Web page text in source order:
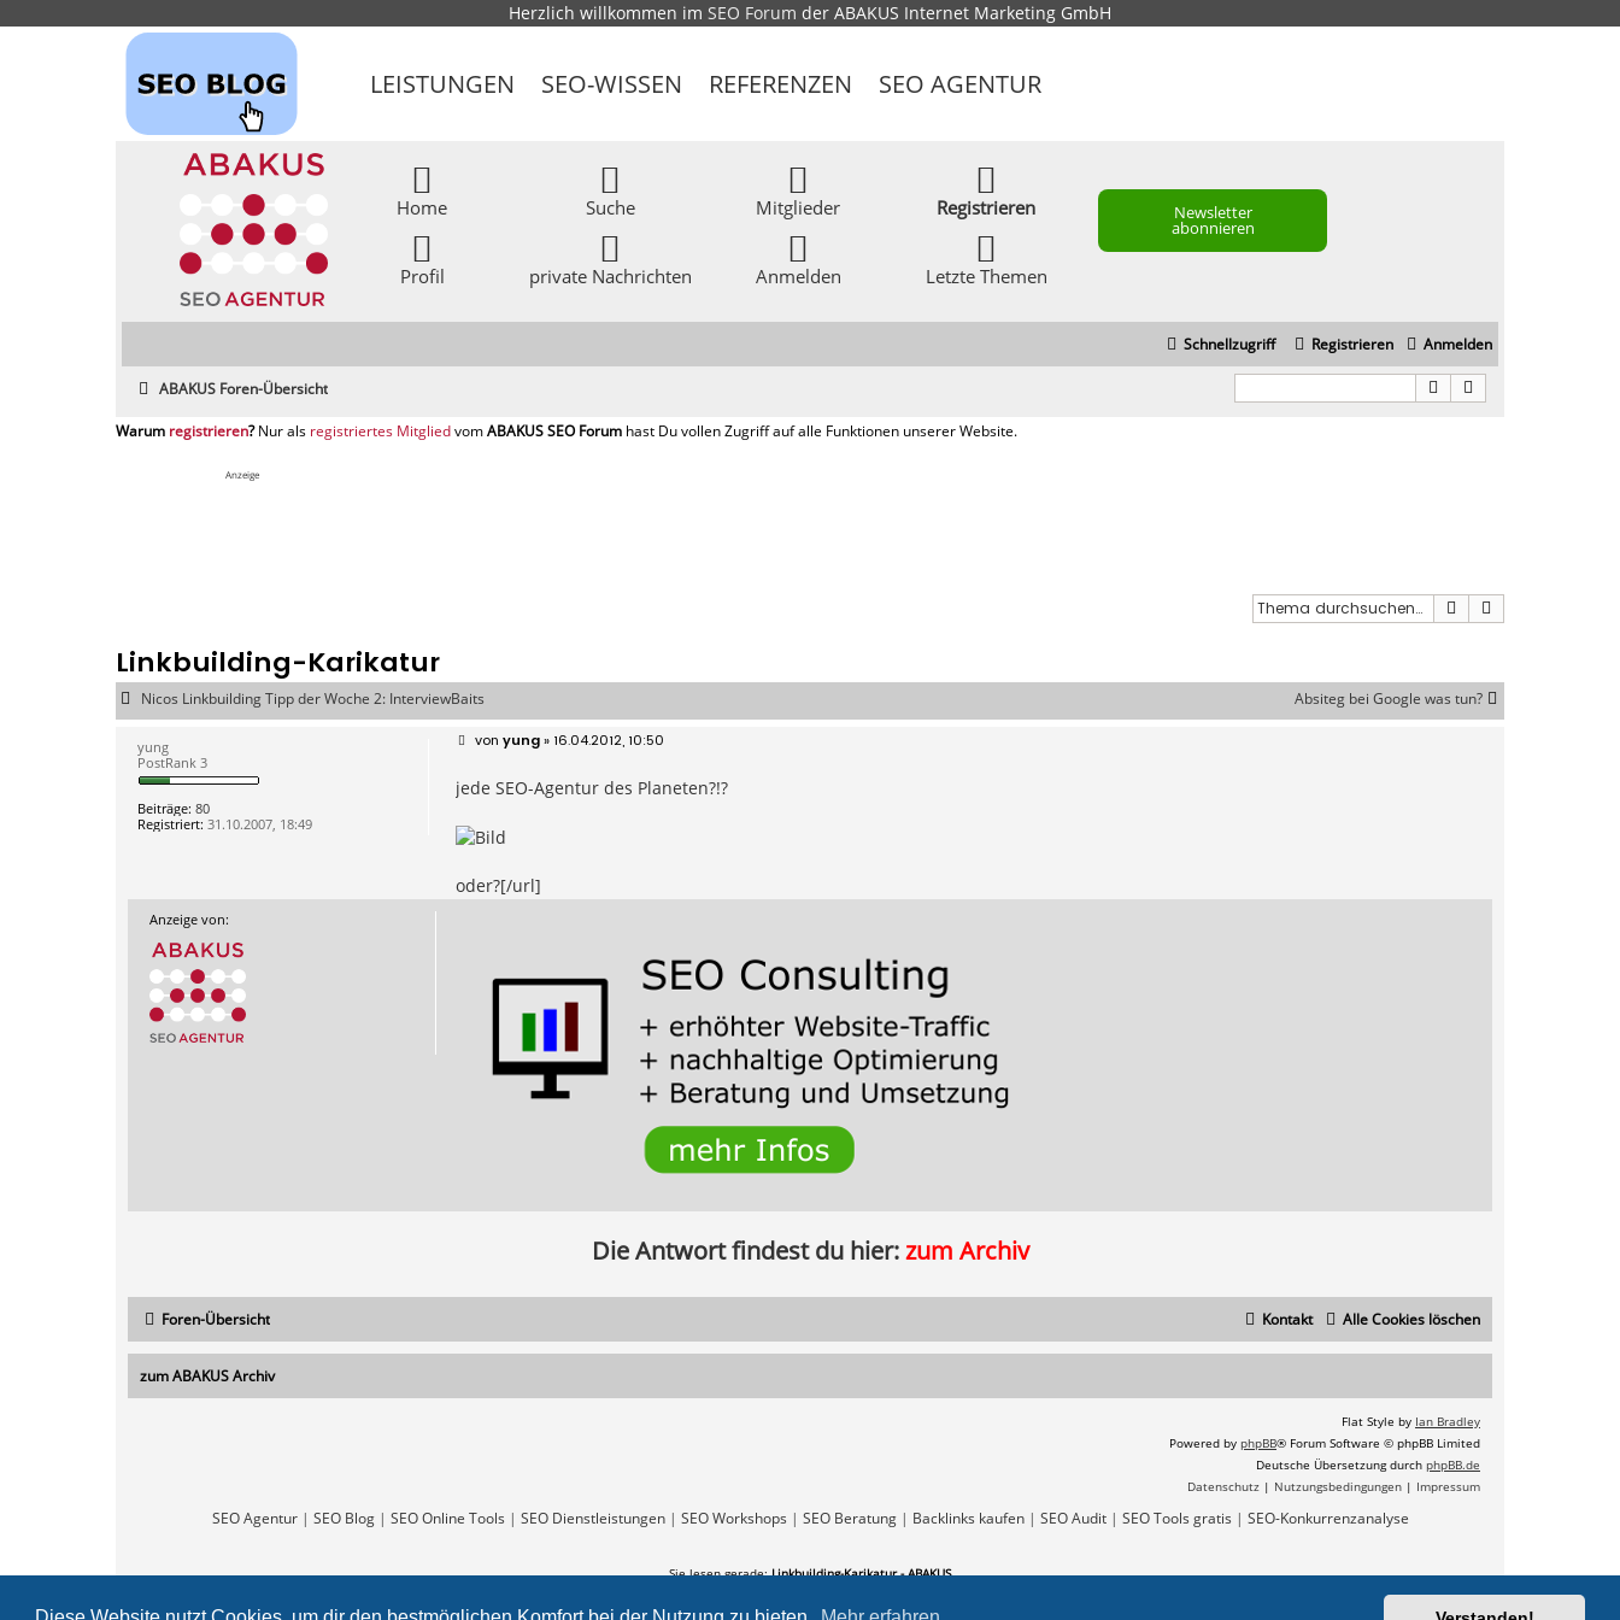
Herzlich willkommen im SEO Forum der ABAKUS Internet Marketing GmbH
LEISTUNGEN SEO-WISSEN REFERENZEN SEO AGENTUR
Home
Profil
Suche
private Nachrichten
Mitglieder
Anmelden
Registrieren
Letzte Themen
Newsletter
abonnieren
Schnellzugriff Anmelden
Registrieren
ABAKUS Foren-Übersicht
registrieren registriertes Mitglied
Anzeige
Suche
Linkbuilding-Karikatur
Nicos Linkbuilding Tipp der Woche 2: InterviewBaits Absiteg bei Google was tun?
yung
PostRank 3
Beiträge: 80
Registriert: 31.10.2007, 18:49
B
t
g
von yung» 16.04.2012, 10:50
jede SEO-Agentur des Planeten?!?
oder?[/url]
Anzeige von:
Die Antwort findest du hier:zum Archiv
Foren-Übersicht Alle Cookies löschen
Kontakt
zum ABAKUS Archiv
Flat Style by Ian Bradley
Powered by phpBB® Forum Software © phpBB Limited
Deutsche Übersetzung durch phpBB.de
Datenschutz | Nutzungsbedingungen | Impressum
SEO Agentur| SEO Blog| SEO Online Tools | SEO Dienstleistungen| SEO Workshops | SEO Beratung| Backlinks kaufen| SEO Audit| SEO Tools gratis | SEO-Konkurrenzanalyse
Sie lesen gerade:Linkbuilding-Karikatur - ABAKUS